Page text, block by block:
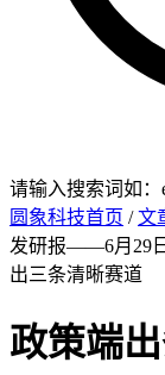
请输入搜索词如
圆象科技首页 /文
发研报——6月29
出三条清晰赛道
政策端